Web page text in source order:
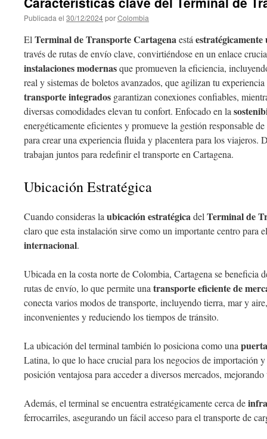
Publicada el 30/12/2024porColombia
El Terminal de Transporte Cartagenaestá estratégicamente
través de rutas de envío clave, convirtiéndose en un enlace
instalaciones modernasque promueven la eficiencia,
real y sistemas de boletos avanzados, que agilizan tu
transporte integrados garantizan conexiones confiables,
diversas comodidades elevan tu confort. Enfocado en la
energéticamente eficientes y promueve la gestión responsable
para crear una experiencia fluida y placentera para los viajeros.
trabajan juntos para redefinir el transporte en Cartagena.
Ubicación Estratégica
Cuando consideras la ubicación estratégicadel Terminal de
claro que esta instalación sirve como un importante centro para
internacional.
Ubicada en la costa norte de Colombia, Cartagena se beneficia
rutas de envío, lo que permite una transporte eficiente de
conecta varios modos de transporte, incluyendo tierra, mar y
inconvenientes y reduciendo los tiempos de tránsito.
La ubicación del terminal también lo posiciona como una
Latina, lo que lo hace crucial para los negocios de importación y
posición ventajosa para acceder a diversos mercados,
Además, el terminal se encuentra estratégicamente cerca de
ferrocarriles, asegurando un fácil acceso para el transporte de